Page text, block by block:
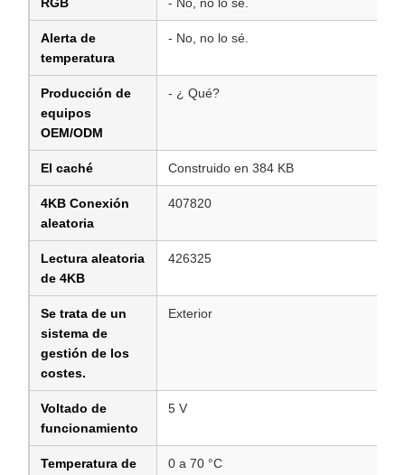
Alerta de
temperatura
- No, no lo sé.
Producción de
equipos
OEM/ODM
- ¿ Qué?
El caché Construido en 384 KB
4KB Conexión
aleatoria
407820
Lectura aleatoria
de 4KB
426325
Se trata de un
sistema de
gestión de los
costes.
Exterior
Voltado de
funcionamiento
5 V
Temperatura de
0 a 70 °C